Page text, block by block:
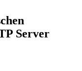
Server